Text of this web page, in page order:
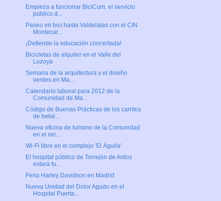
Empieza a funcionar BiciCum, el servicio
público d...
Paseo en bici hasta Valdelatas con el CIN
Montecar...
¡Defiende la educación concertada!
Bicicletas de alquiler en el Valle del
Lozoya
Semana de la arquitectura y el diseño
verdes en Ma...
Calendario laboral para 2012 de la
Comunidad de Ma...
Código de Buenas Prácticas de los carritos
de bebé...
Nueva oficina de turismo de la Comunidad
en el rec...
Wi-Fi libre en el complejo 'El Águila'
El hospital público de Torrejón de Ardoz
estará fu...
Feria Harley Davidson en Madrid
Nueva Unidad del Dolor Agudo en el
Hospital Puerta...